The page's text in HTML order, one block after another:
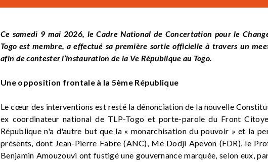
Ce samedi 9 mai 2026, le Cadre National de Concertation pour le
Togo est membre, a effectué sa première sortie officielle à travers un
afin de contester l’instauration de la Ve République au Togo.
Une opposition frontale à la 5ème République
Le cœur des interventions est resté la dénonciation de la nouvelle
ex coordinateur national de TLP-Togo et porte-parole du Front
République n'a d'autre but que la « monarchisation du pouvoir » et la
présents, dont Jean-Pierre Fabre (ANC), Me Dodji Apevon (FDR), le
Benjamin Amouzouvi ont fustigé une gouvernance marquée, selon eux,